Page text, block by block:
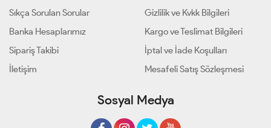
Sıkça Sorulan Sorular
Banka Hesaplarımız
Sipariş Takibi
İletişim
Gizlilik ve Kvkk Bilgileri
Kargo ve Teslimat Bilgileri
İptal ve İade Koşulları
Mesafeli Satış Sözleşmesi
Sosyal Medya